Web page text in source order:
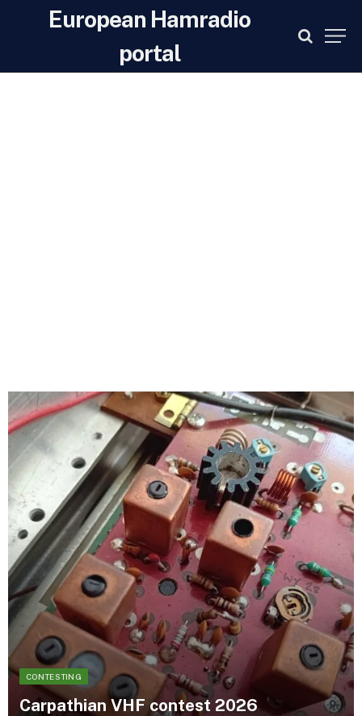
European Hamradio
portal
CONTESTING
Carpathian VHFcontest 2026